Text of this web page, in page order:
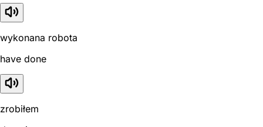
wykonana robota
have done
zrobiłem